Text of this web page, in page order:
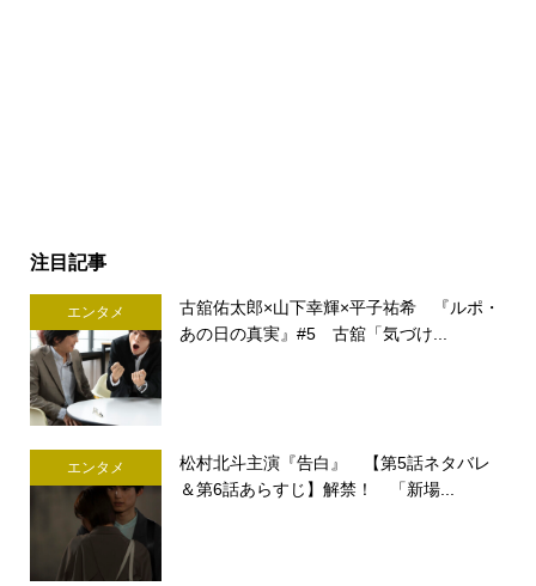
注目記事
エンタメ
古舘佑太郎×山下幸輝×平子祐希 『ルポ・
あの日の真実』#5 古舘「気づけ...
エンタメ
松村北斗主演『告白』 【第5話ネタバレ
＆第6話あらすじ】解禁！ 「新場...